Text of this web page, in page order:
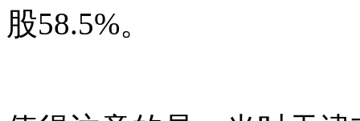
股58.5%。